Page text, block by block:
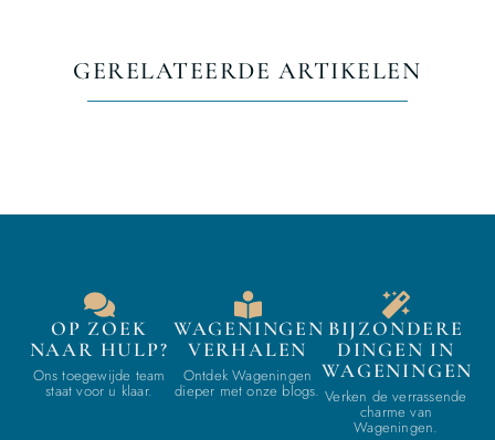
GERELATEERDE ARTIKELEN
OP ZOEK
NAAR HULP?
Ons toegewijde team
staat voor u klaar.
WAGENINGEN
VERHALEN
Ontdek Wageningen
dieper met onze blogs.
BIJZONDERE
DINGEN IN
WAGENINGEN
Verken de verrassende
charme van
Wageningen.